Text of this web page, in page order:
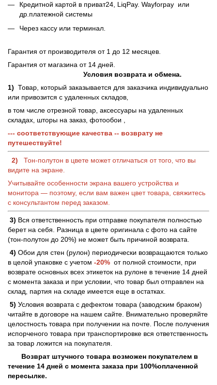
Кредитной картой в приват24, LiqPay. Wayforpay или
др.платежной системы
Через кассу или терминал.
Гарантия от производителя от 1 до 12 месяцев.
Гарантия от магазина от 14 дней.
Условия возврата и обмена.
1) Товар, который заказывается для заказчика индивидуально
или привозится с удаленных складов,
в том числе отрезной товар, аксессуары на удаленных
складах, шторы на заказ, фотообои ,
--- соответствующие качества -- возврату не
путешествуйте!
2)
Тон-полутон в цвете может отличаться от того, что вы
видите на экране.
Учитывайте особенности экрана вашего устройства и
монитора — поэтому, если вам важен цвет товара, свяжитесь
с консультантом перед заказом.
3) Вся ответственность при отправке покупателя полностью
берет на себя. Разница в цвете оригинала с фото на сайте
(тон-полутон до 20%) не может быть причиной возврата.
4) Обои для стен (рулон) периодически возвращаются только
в целой упаковке с учетом -20% от полной стоимости, при
возврате основных всех этикеток на рулоне в течение 14 дней
с момента заказа и при условии, что товар был отправлен на
склад, партия на складе имеется еще в остатках.
5) Условия возврата с дефектом товара (заводским браком)
читайте в договоре на нашем сайте. Внимательно проверяйте
целостность товара при получении на почте. После получения
испорченого товара при транспортировке вся ответственность
за товар ложится на покупателя.
Возврат штучного товара возможен покупателем в
течение 14 дней с момента заказа при 100%оплаченной
пересылке.